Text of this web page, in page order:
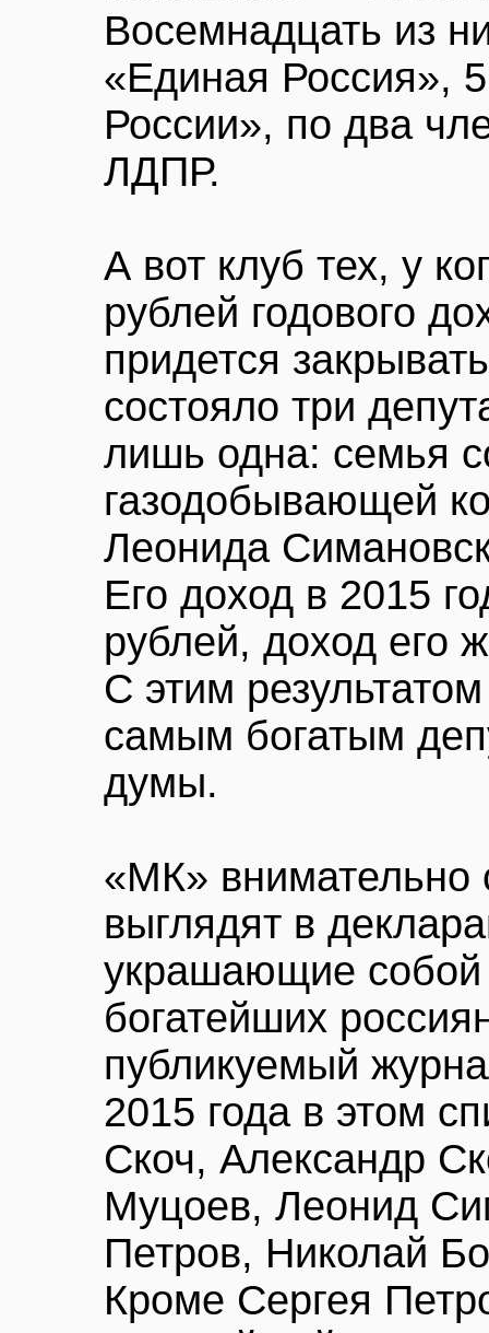
Восемнадцать из
«Единая Россия»,
России», по два
ЛДПР.
А вот клуб тех, у
рублей годового
придется
состояло три
лишь одна: семья
газодобывающей
Леонида
Его доход в 2015
рублей, доход
С этим
самым богатым
думы.
«МК» внимательно
выглядят в
украшающие собой
богатейших
публикуемый
2015 года в этом
Скоч, Александр
Муцоев, Леонид
Петров, Николай
Кроме Сергея